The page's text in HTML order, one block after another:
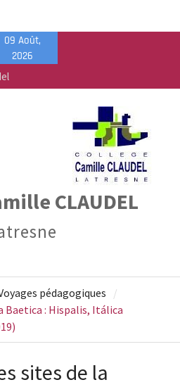
09 Août,
2026
– PEEP & Bureau
– Collège Camille
CLAUDEL
pédagogiques
Baetica : Hispalis, Itálica
sites de la